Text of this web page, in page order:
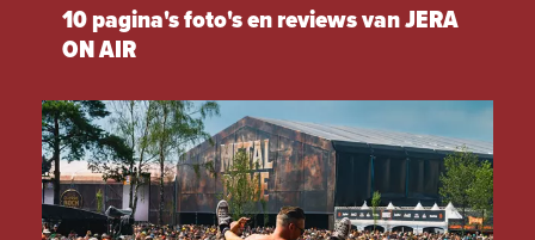
10 pagina's foto's en reviews van JERA
ON AIR